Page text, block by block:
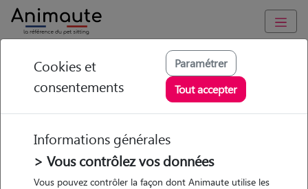
Animaute Bretagne Muzillac
Sonia - Petsitter à
NOYAL MUZILLAC
• 40 ans
Cookies et
consentements
Paramétrer
Tout accepter
Informations générales
> Vous contrôlez vos données
Vous pouvez contrôler la façon dont Animaute utilise les